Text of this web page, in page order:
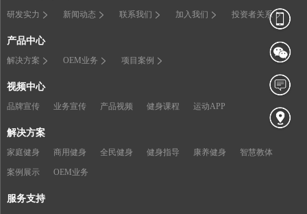
研发实力 新闻动态 联系我们 加入我们 投资者关系
产品中心
解决方案 OEM业务 项目案例
视频中心
品牌宣传 业务宣传 产品视频 健身课程 运动APP
解决方案
家庭健身 商用健身 全民健身 健身指导 康养健身 智慧教体
案例展示 OEM业务
服务支持